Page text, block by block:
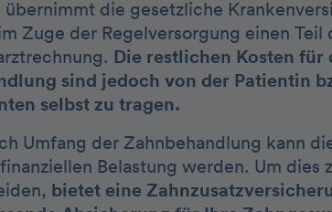
übernimmt die gesetzliche
Zuge der Regelversorgung einen Teil
Die restlichen Kosten für
sind jedoch von der Patientin
selbst zu tragen.
Umfang der Zahnbehandlung kann
Belastung werden. Um dies
bietet eine